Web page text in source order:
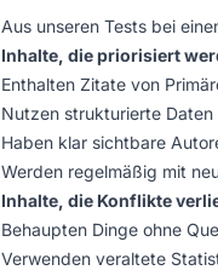
Aus unseren Tests bei
Inhalte, die priorisiert
Enthalten Zitate von
Nutzen strukturierte
Haben klar sichtbare
Werden regelmäßig mit
Inhalte, die Konflikte
Behaupten Dinge ohne
Verwenden veraltete